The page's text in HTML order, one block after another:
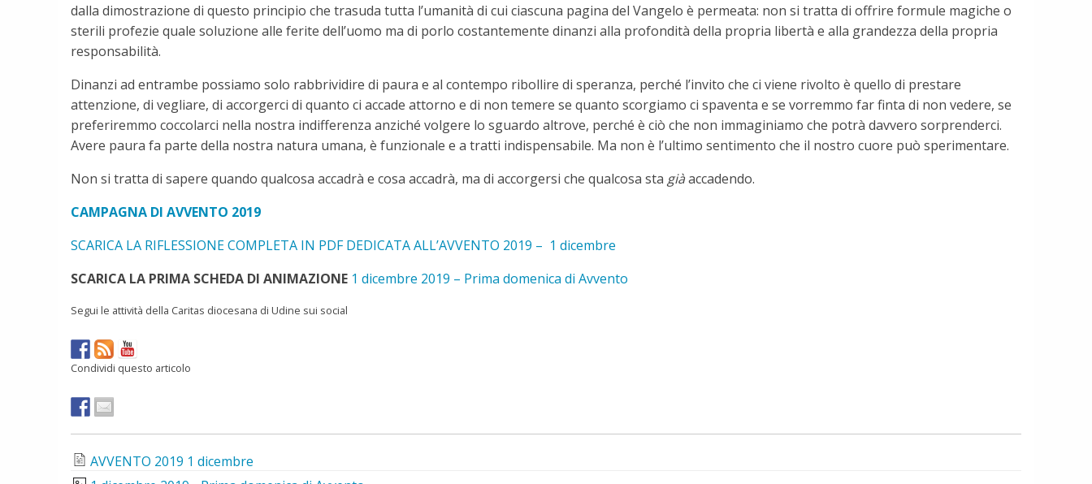
dalla dimostrazione di questo principio che trasuda tutta l’umanità di cui ciascuna pagina del Vangelo è permeata: non si tratta di offrire formule magiche o
sterili profezie quale soluzione alle ferite dell’uomo ma di porlo costantemente dinanzi alla profondità della propria libertà e alla grandezza della propria
responsabilità.
Dinanzi ad entrambe possiamo solo rabbrividire di paura e al contempo ribollire di speranza, perché l’invito che ci viene rivolto è quello di prestare
attenzione, di vegliare, di accorgerci di quanto ci accade attorno e di non temere se quanto scorgiamo ci spaventa e se vorremmo far finta di non vedere, se
preferiremmo coccolarci nella nostra indifferenza anziché volgere lo sguardo altrove, perché è ciò che non immaginiamo che potrà davvero sorprenderci.
Avere paura fa parte della nostra natura umana, è funzionale e a tratti indispensabile. Ma non è l’ultimo sentimento che il nostro cuore può sperimentare.
Non si tratta di sapere quando qualcosa accadrà e cosa accadrà, ma di accorgersi che qualcosa sta giàaccadendo.
CAMPAGNA DI AVVENTO 2019
SCARICA LA RIFLESSIONE COMPLETA IN PDF DEDICATA ALL’AVVENTO 2019 – 1 dicembre
SCARICA LA PRIMA SCHEDA DI ANIMAZIONE 1 dicembre 2019 – Prima domenica di Avvento
Segui le attività della Caritas diocesana di Udine sui social
Condividi questo articolo
AVVENTO 2019 1 dicembre